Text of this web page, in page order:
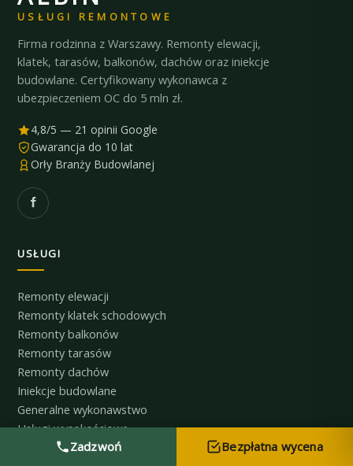
USŁUGI REMONTOWE
Firma rodzinna z Warszawy. Remonty elewacji,
klatek, tarasów, balkonów, dachów oraz iniekcje
budowlane. Certyfikowany wykonawca z
ubezpieczeniem OC do 5 mln zł.
4,8/5 — 21 opinii Google
Gwarancja do 10 lat
Orły Branży Budowlanej
USŁUGI
Remonty elewacji
Remonty klatek schodowych
Remonty balkonów
Remonty tarasów
Remonty dachów
Iniekcje budowlane
Generalne wykonawstwo
Usługi wysokościowe
Zadzwoń Bezpłatna wycena